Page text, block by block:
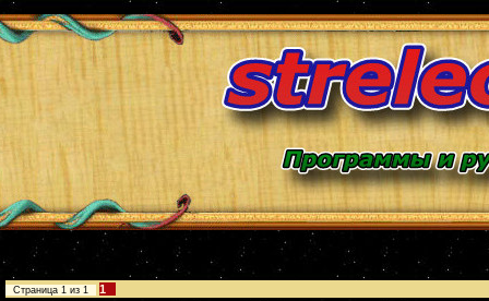
Страница 1 из 1 1